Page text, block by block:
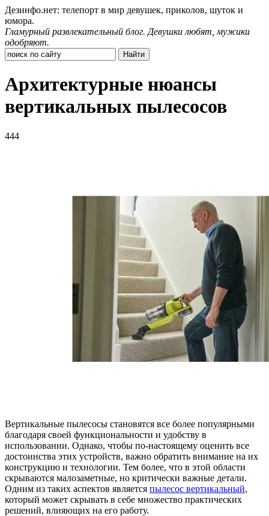
Дезинфо.нет: телепорт в мир девушек, приколов, шуток и
юмора.
Гламурный развлекательный блог. Девушки любят, мужики
одобряют.
Архитектурные нюансы
вертикальных пылесосов
444
Вертикальные пылесосы становятся все более популярными
благодаря своей функциональности и удобству в
использовании. Однако, чтобы по-настоящему оценить все
достоинства этих устройств, важно обратить внимание на их
конструкцию и технологии. Тем более, что в этой области
скрываются малозаметные, но критически важные детали.
Одним из таких аспектов является пылесос вертикальный,
который может скрывать в себе множество практических
решений, влияющих на его работу.